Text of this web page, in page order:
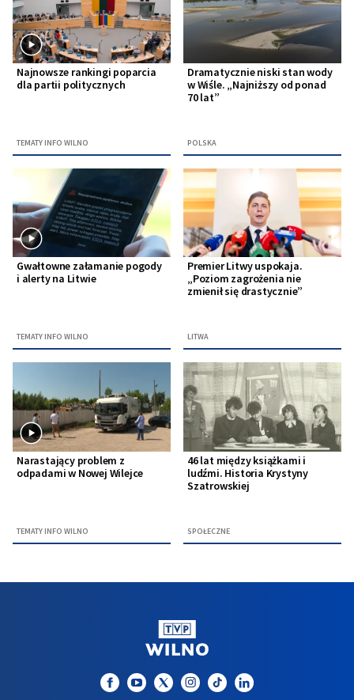
Najnowsze rankingi poparcia
dla partii politycznych
TEMATY INFO WILNO
Dramatycznie niski stan wody
w Wiśle. „Najniższy od ponad
70 lat”
POLSKA
Gwałtowne załamanie pogody
i alerty na Litwie
TEMATY INFO WILNO
Premier Litwy uspokaja.
„Poziom zagrożenia nie
zmienił się drastycznie”
LITWA
Narastający problem z
odpadami w Nowej Wilejce
TEMATY INFO WILNO
46 lat między książkami i
ludźmi. Historia Krystyny
Szatrowskiej
SPOŁECZNE